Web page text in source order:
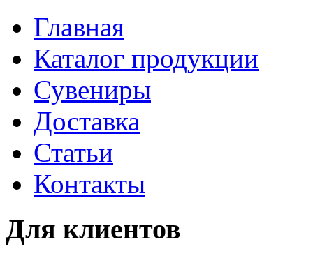
Главная
Каталог продукции
Сувениры
Доставка
Статьи
Контакты
Для клиентов